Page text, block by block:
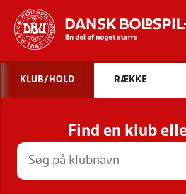
STILLINGER,
HOLD
KLUB/HOLD RÆKKE
Find en klub